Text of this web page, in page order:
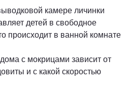
камере личинки
детей в свободное
происходит в ванной комнате
с мокрицами зависит от
и с какой скоростью